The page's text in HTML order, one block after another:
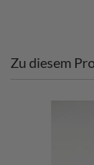
Zu diesem